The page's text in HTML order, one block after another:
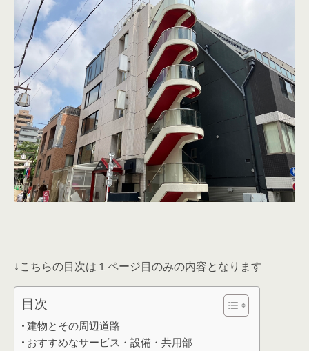
↓こちらの目次は１ページ目のみの内容となります
目次
建物とその周辺道路
おすすめなサービス・設備・共用部